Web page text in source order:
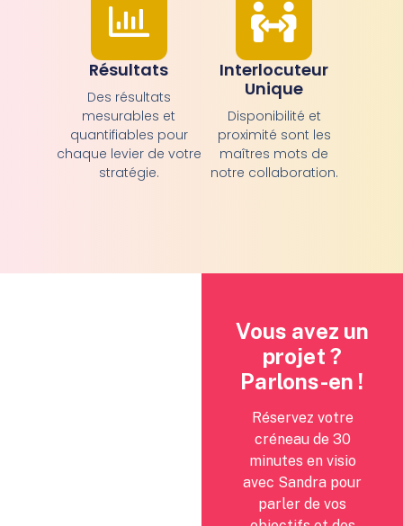
Résultats
Des résultats
mesurables et
quantifiables pour
chaque levier de votre
stratégie.
Interlocuteur
Unique
Disponibilité et
proximité sont les
maîtres mots de
notre collaboration.
Vous avez un
projet ?
Parlons-en !
Réservez votre
créneau de 30
minutes en visio
avec Sandra pour
parler de vos